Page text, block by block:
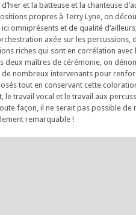
et la batteuse et la chanteuse
propres à Terry Lyne, on
omniprésents et de qualité
axée sur les percussions,
riches qui sont en corrélation
maîtres de cérémonie, on
nombreux intervenants pour
tout en conservant cette
travail vocal et le travail aux
façon, il ne serait pas possible de
remarquable !